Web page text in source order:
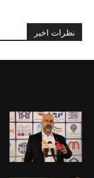
نظرات اخیر